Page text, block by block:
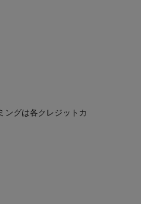
ングは各クレジットカ